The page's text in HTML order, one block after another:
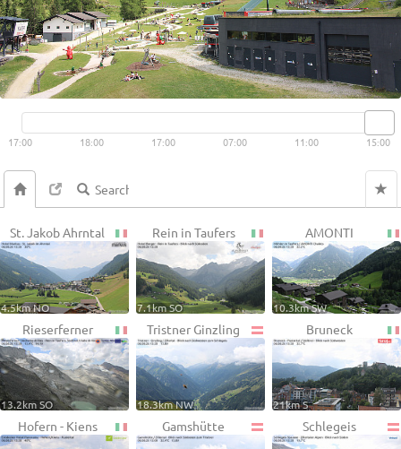
Live video available → View
17:00 18:00 17:00 07:00 11:00 15:00
St. Jakob Ahrntal
4.5km NO
Rein in Taufers
7.1km SO
AMONTI
10.3km SW
Rieserferner
13.2km SO
Tristner Ginzling
18.3km NW
Bruneck
21km S
Hofern - Kiens Gamshütte Schlegeis